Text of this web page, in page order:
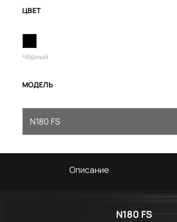
ЦВЕТ
Чёрный
МОДЕЛЬ
N180 FS
Описание
N180 FS